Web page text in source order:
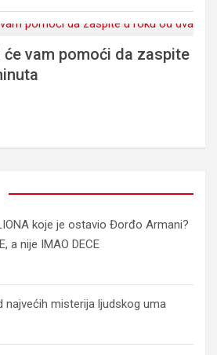
vam pomoći da zaspite
koje je ostavio Đorđo Armani?
a nije IMAO DECE
najvećih misterija ljudskog uma